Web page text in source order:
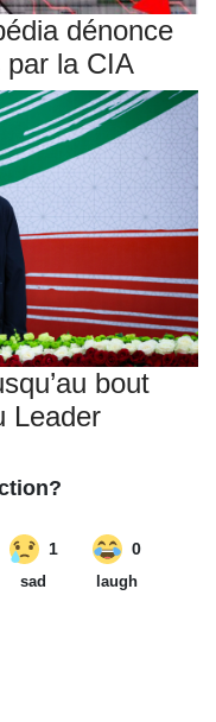
dénonce
par la CIA
bout
Leader